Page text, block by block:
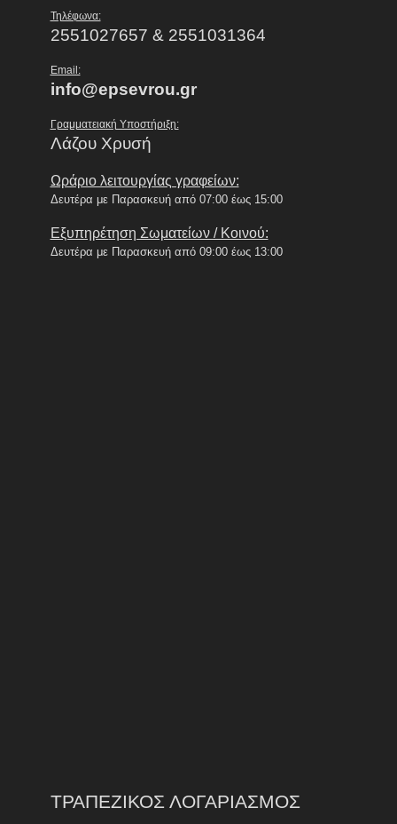
Τηλέφωνα:
2551027657 & 2551031364
Email:
info@epsevrou.gr
Γραμματειακή Υποστήριξη:
Λάζου Χρυσή
Ωράριο λειτουργίας γραφείων:
Δευτέρα με Παρασκευή από 07:00 έως 15:00
Εξυπηρέτηση Σωματείων / Κοινού:
Δευτέρα με Παρασκευή από 09:00 έως 13:00
ΤΡΑΠΕΖΙΚΟΣ ΛΟΓΑΡΙΑΣΜΟΣ